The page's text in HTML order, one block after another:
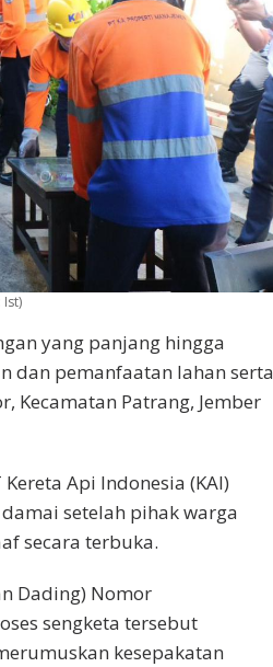
Ist)
yang panjang hingga
dan pemanfaatan lahan serta
Kecamatan Patrang, Jember
Api Indonesia (KAI)
setelah pihak warga
secara terbuka.
Dading) Nomor
sengketa tersebut
kesepakatan